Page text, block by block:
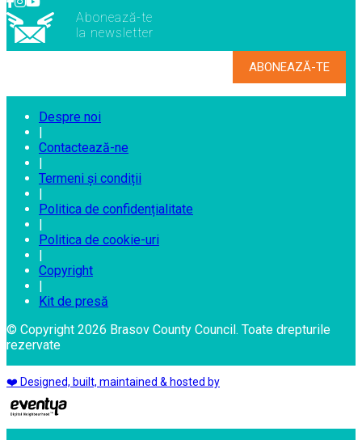
Abonează-te
la newsletter
Despre noi
Contactează-ne
Termeni și condiții
Politica de confidențialitate
Politica de cookie-uri
Copyright
Kit de presă
© Copyright 2026 Brasov County Council. Toate drepturile
rezervate
❤️ Designed, built, maintained & hosted by